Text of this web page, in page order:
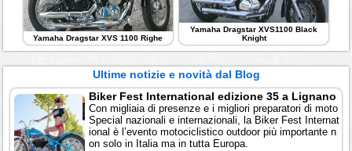
Yamaha Dragstar XVS 1100 Righe
Yamaha Dragstar XVS1100 Black
Knight
Ultime notizie e novità dal Blog
Biker Fest International edizione 35 a Lignano
Con migliaia di presenze e i migliori preparatori di moto
Special nazionali e internazionali, la Biker Fest Internat
ional è l’evento motociclistico outdoor più importante n
on solo in Italia ma in tutta Europa.